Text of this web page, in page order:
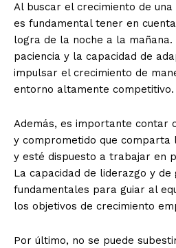
Al buscar el crecimiento de
es fundamental tener en
logra de la noche a la mañana.
paciencia y la capacidad de
impulsar el crecimiento de
entorno altamente competitivo.
Además, es importante contar
y comprometido que comparta
y esté dispuesto a trabajar en
La capacidad de liderazgo y de
fundamentales para guiar al
los objetivos de crecimiento
Por último, no se puede